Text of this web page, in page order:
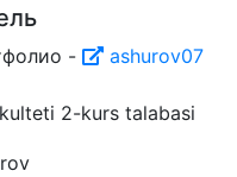
- ashurov07
2-kurs talabasi